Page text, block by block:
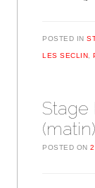
POSTED IN
LES SECLIN ,
Stage
POSTED ON